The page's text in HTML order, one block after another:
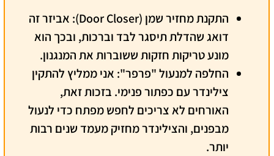
התקנת מחזיר שמן (Door Closer):
אביזר זה
דואג שהדלת תיסגר לבד וברכות, ובכך הוא
מונע טריקות חזקות ששוברות את המנגנון.
החלפה למנעול "פרפר": אני ממליץ להתקין
צילינדר עם כפתור פנימי. בזכות זאת,
האורחים לא צריכים לחפש מפתח כדי לנעול
מבפנים, והצילינדר מחזיק מעמד שנים רבות
יותר.